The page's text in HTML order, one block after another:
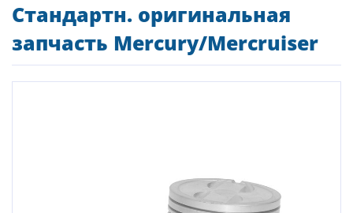
Стандартн. оригинальная
запчасть Mercury/Mercruiser